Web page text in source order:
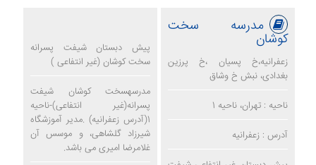
مدرسه سخت
کوشان
زعفرانیه،خ پسیان ،خ پرزین
بغدادی، نبش خ وشاق
ناحیه : تهران، ناحیه 1
آدرس : زعفرانیه
پیش دبستان شیفت پسرانه
سخت کوشان (غیر انتفاعی )
مدرسهسخت کوشان شیفت
پسرانه(غیر انتفاعی)-ناحیه
1(آدرس زعفرانیه) .مدیر آموزشگاه
شیرزاد گلشاهی، و موسس آن
غلامرضا امیری می باشد.